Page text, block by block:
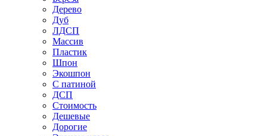
Дерево
Дуб
ЛДСП
Массив
Пластик
Шпон
Экошпон
С патиной
ДСП
Стоимость
Дешевые
Дорогие